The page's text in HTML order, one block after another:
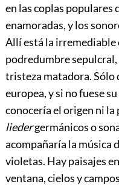
en las coplas populares
enamoradas, y los
Allí está la irremediable
podredumbre
tristeza matadora. Sólo
europea, y si no fuese
conocería el origen ni la
liedergermánicos o
acompañaría la música
violetas. Hay paisajes
ventana, cielos y